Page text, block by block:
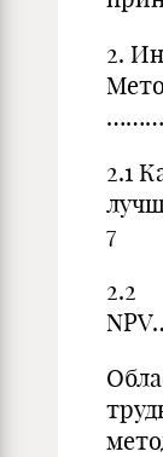
2.
2.1
7
2.2